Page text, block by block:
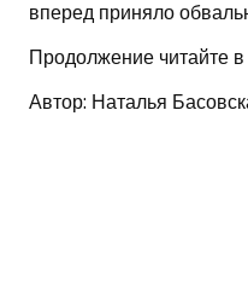
вперед приняло
Продолжение читайте
Автор: Наталья